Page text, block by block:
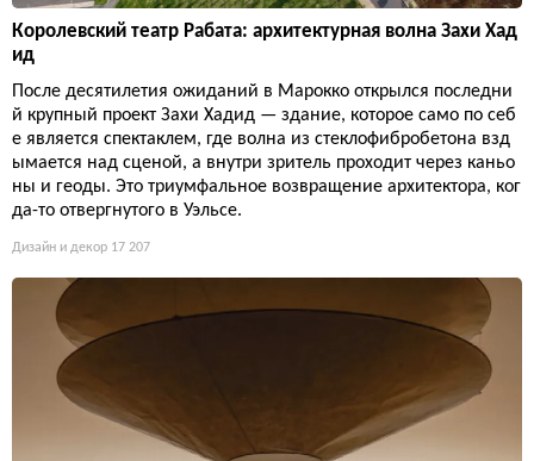
Королевский театр Рабата: архитектурная волна Захи Хад
ид
После десятилетия ожиданий в Марокко открылся последни
й крупный проект Захи Хадид — здание, которое само по себ
е является спектаклем, где волна из стеклофибробетона взд
ымается над сценой, а внутри зритель проходит через каньо
ны и геоды. Это триумфальное возвращение архитектора, ког
да-то отвергнутого в Уэльсе.
Дизайн и декор 17 207